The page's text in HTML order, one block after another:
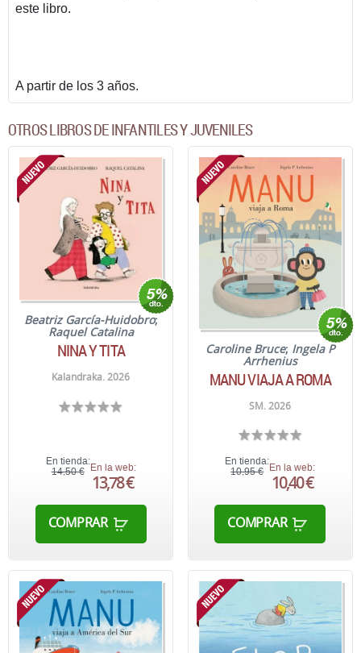
este libro.
A partir de los 3 años.
OTROS LIBROS DE INFANTILES Y JUVENILES
Beatriz García-Huidobro;
Raquel Catalina
NINA Y TITA
Kalandraka. 2026
En tienda:
14,50 € En la web:
13,78 €
COMPRAR
Caroline Bruce; Ingela P
Arrhenius
MANU VIAJA A ROMA
SM. 2026
En tienda:
10,95 €
En la web:
10,40 €
COMPRAR